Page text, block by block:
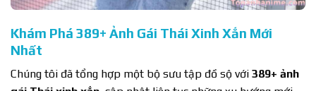
Khám Phá 389+ Ảnh Gái Thái Xinh Xắn Mới
Nhất
Chúng tôi đã tổng hợp một bộ sưu tập đồ sộ với 389+ ảnh